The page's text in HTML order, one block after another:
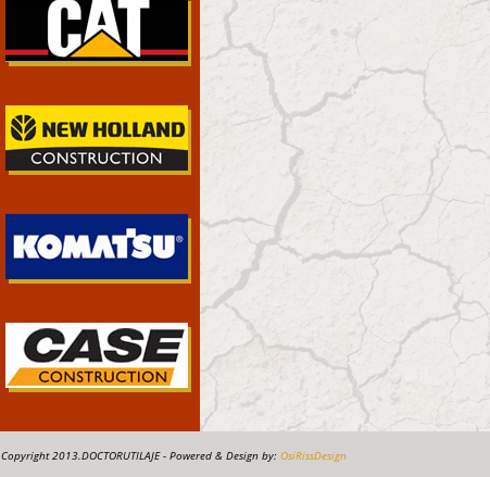
Copyright 2013.DOCTORUTILAJE - Powered & Design by: OsiRissDesign